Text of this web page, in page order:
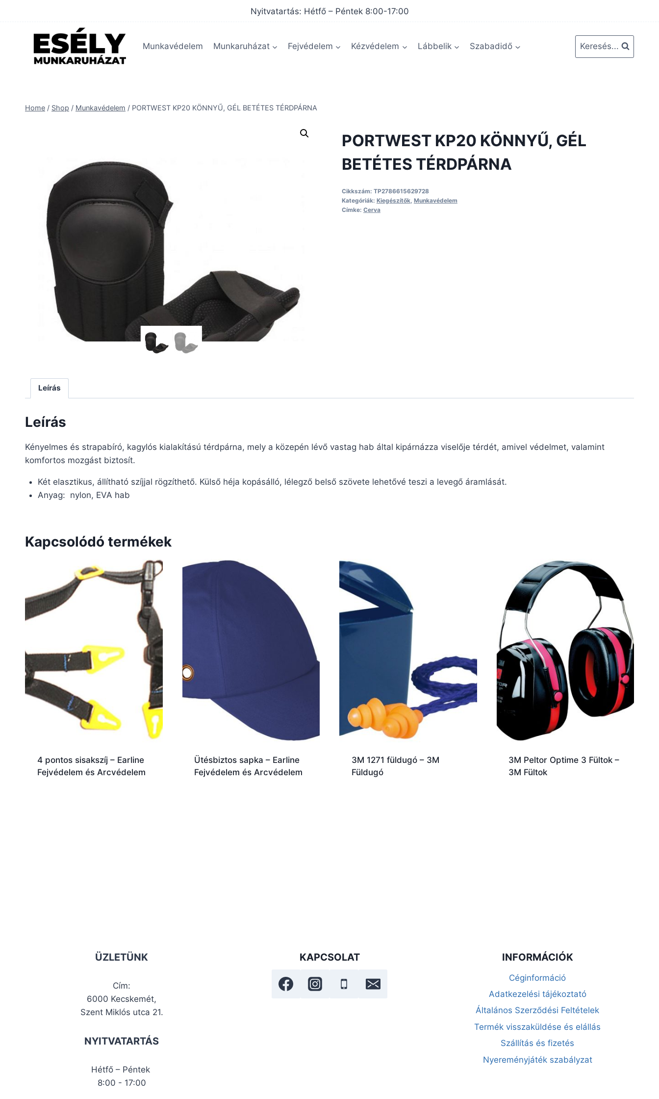
Nyitvatartás: Hétfő – Péntek 8:00-17:00
Munkavédelem Munkaruházat Fejvédelem Kézvédelem Lábbelik Szabadidő Keresés...
Home / Shop / Munkavédelem / PORTWEST KP20 KÖNNYŰ, GÉL BETÉTES TÉRDPÁRNA
PORTWEST KP20 KÖNNYŰ, GÉL
BETÉTES TÉRDPÁRNA
Cikkszám: TP2786615629728
Kategóriák: Kiegészítők, Munkavédelem
Címke: Cerva
Leírás
Leírás
Kényelmes és strapabíró, kagylós kialakítású térdpárna, mely a közepén lévő vastag hab által kipárnázza viselője térdét, amivel védelmet, valamint
komfortos mozgást biztosít.
Két elasztikus, állítható szíjjal rögzíthető. Külső héja kopásálló, lélegző belső szövete lehetővé teszi a levegő áramlását.
Anyag: nylon, EVA hab
Kapcsolódó termékek
4 pontos sisakszíj – Earline
Fejvédelem és Arcvédelem
Ütésbiztos sapka – Earline
Fejvédelem és Arcvédelem
3M 1271 füldugó – 3M
Füldugó
3M Peltor Optime 3 Fültok –
3M Fültok
ÜZLETÜNK
Cím:
6000 Kecskemét,
Szent Miklós utca 21.
NYITVATARTÁS
Hétfő – Péntek
8:00 - 17:00
KAPCSOLAT INFORMÁCIÓK
Céginformáció
Adatkezelési tájékoztató
Általános Szerződési Feltételek
Termék visszaküldése és elállás
Szállítás és fizetés
Nyereményjáték szabályzat